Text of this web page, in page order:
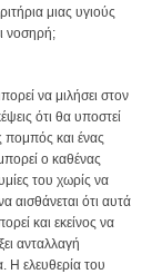
μιας υγιούς
νοσηρή;
να μιλήσει στον
ότι θα υποστεί
πομπός και ένας
ο καθένας
του χωρίς να
αισθάνεται ότι αυτά
και εκείνος να
ανταλλαγή
Η ελευθερία του